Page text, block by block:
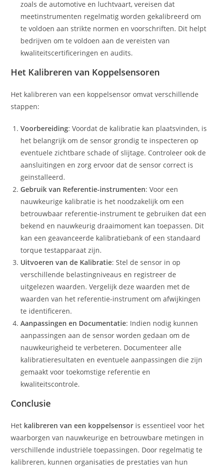
zoals de automotive en luchtvaart, vereisen dat
meetinstrumenten regelmatig worden gekalibreerd om
te voldoen aan strikte normen en voorschriften. Dit helpt
bedrijven om te voldoen aan de vereisten van
kwaliteitscertificeringen en audits.
Het Kalibreren van Koppelsensoren
Het kalibreren van een koppelsensor omvat verschillende
stappen:
Voorbereiding: Voordat de kalibratie kan plaatsvinden, is
het belangrijk om de sensor grondig te inspecteren op
eventuele zichtbare schade of slijtage. Controleer ook de
aansluitingen en zorg ervoor dat de sensor correct is
geïnstalleerd.
Gebruik van Referentie-instrumenten: Voor een
nauwkeurige kalibratie is het noodzakelijk om een
betrouwbaar referentie-instrument te gebruiken dat een
bekend en nauwkeurig draaimoment kan toepassen. Dit
kan een geavanceerde kalibratiebank of een standaard
torque testapparaat zijn.
Uitvoeren van de Kalibratie: Stel de sensor in op
verschillende belastingniveaus en registreer de
uitgelezen waarden. Vergelijk deze waarden met de
waarden van het referentie-instrument om afwijkingen
te identificeren.
Aanpassingen en Documentatie: Indien nodig kunnen
aanpassingen aan de sensor worden gedaan om de
nauwkeurigheid te verbeteren. Documenteer alle
kalibratieresultaten en eventuele aanpassingen die zijn
gemaakt voor toekomstige referentie en
kwaliteitscontrole.
Conclusie
Het kalibreren van een koppelsensor is essentieel voor het
waarborgen van nauwkeurige en betrouwbare metingen in
verschillende industriële toepassingen. Door regelmatig te
kalibreren, kunnen organisaties de prestaties van hun